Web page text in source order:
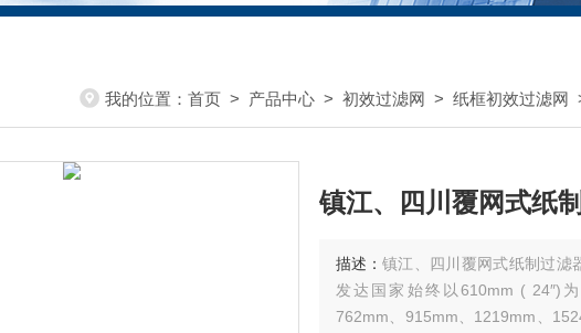
我的位置： 首页 > 产品中心 > 初效过滤网 > 纸框初效过滤网
镇江、四川覆网式纸
描述： 镇江、四川覆网式纸制过滤
发达国家始终以610mm ( 24″)
762mm、915mm、1219mm、